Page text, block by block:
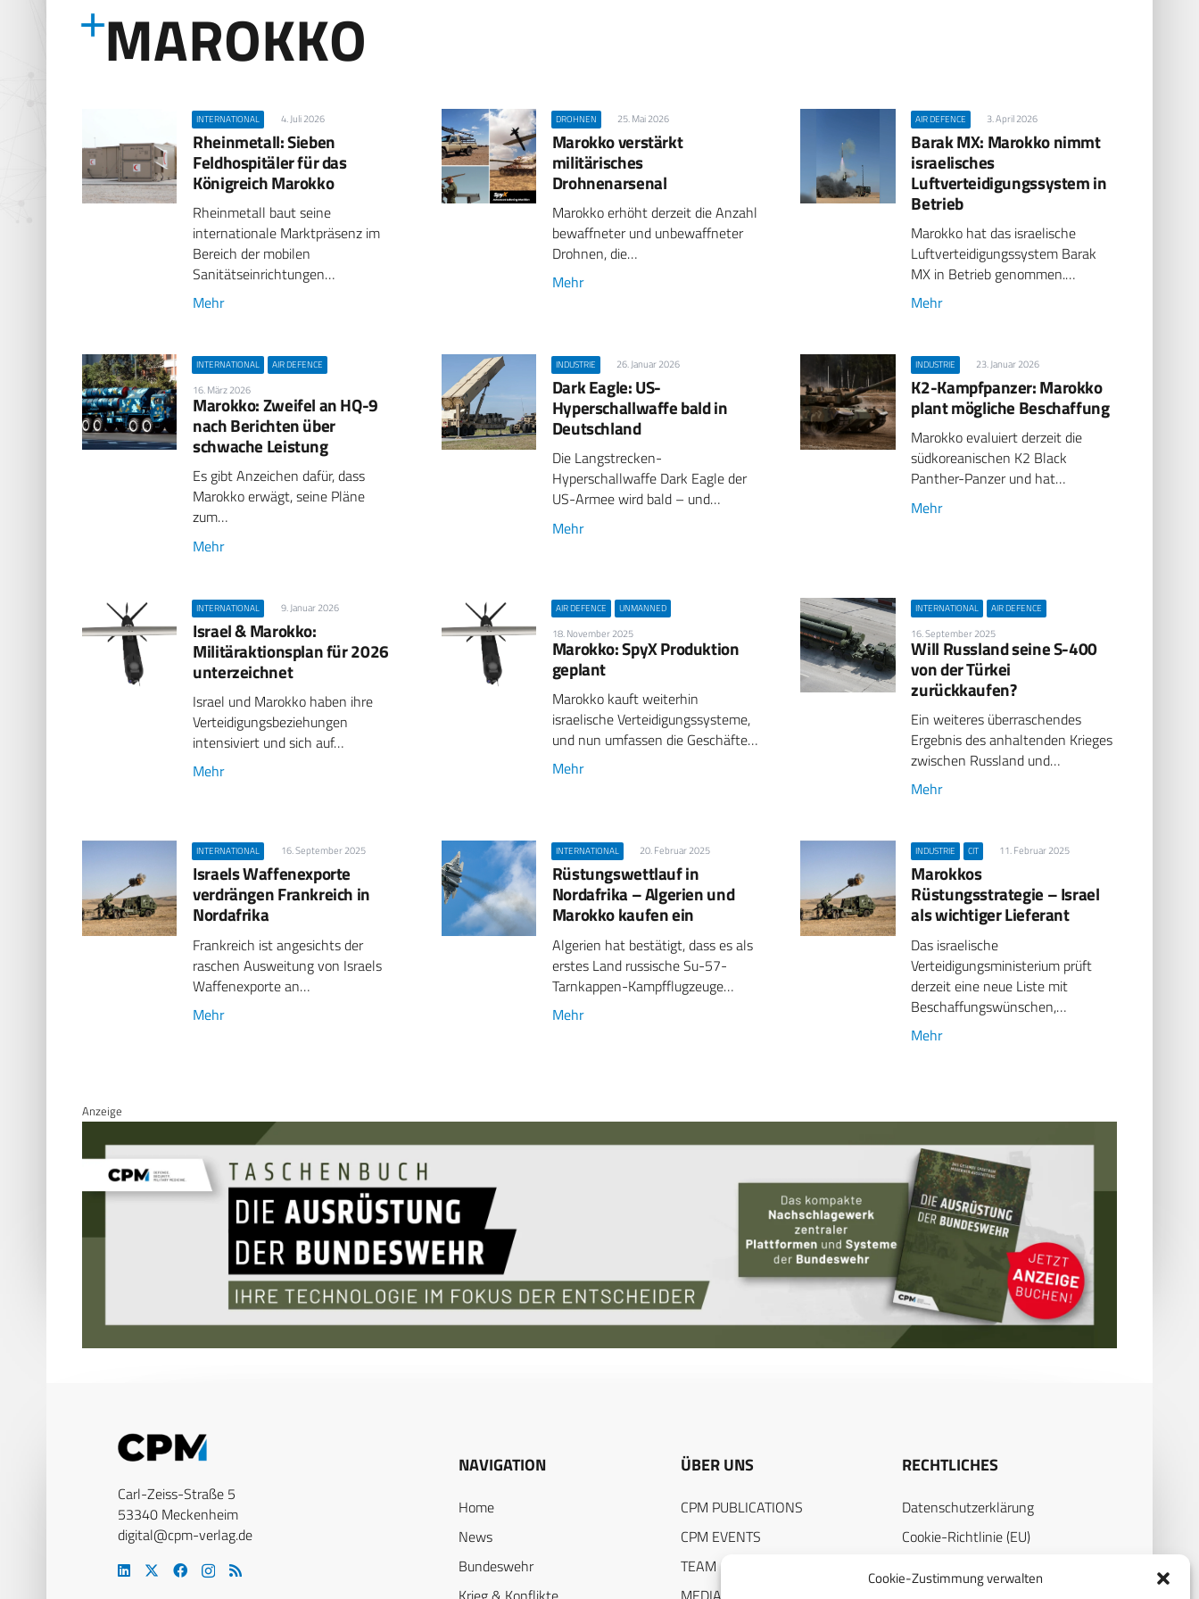
Cookie-Zustimmung verwalten
MAROKKO
INTERNATIONAL 4. Juli 2026
Rheinmetall: Sieben
Feldhospitäler für das
Königreich Marokko
Rheinmetall baut seine
internationale Marktpräsenz im
Bereich der mobilen
Sanitätseinrichtungen…
Mehr
DROHNEN 25. Mai 2026
Marokko verstärkt
militärisches
Drohnenarsenal
Marokko erhöht derzeit die Anzahl
bewaffneter und unbewaffneter
Drohnen, die…
Mehr
AIR DEFENCE 3. April 2026
Barak MX: Marokko nimmt
israelisches
Luftverteidigungssystem in
Betrieb
Marokko hat das israelische
Luftverteidigungssystem Barak
MX in Betrieb genommen.…
Mehr
INTERNATIONAL AIR DEFENCE
16. März 2026
Marokko: Zweifel an HQ-9
nach Berichten über
schwache Leistung
Es gibt Anzeichen dafür, dass
Marokko erwägt, seine Pläne
zum…
Mehr
INDUSTRIE 26. Januar 2026
Dark Eagle: US-
Hyperschallwaffe bald in
Deutschland
Die Langstrecken-
Hyperschallwaffe Dark Eagle der
US-Armee wird bald – und…
Mehr
INDUSTRIE 23. Januar 2026
K2-Kampfpanzer: Marokko
plant mögliche Beschaffung
Marokko evaluiert derzeit die
südkoreanischen K2 Black
Panther-Panzer und hat…
Mehr
INTERNATIONAL 9. Januar 2026
Israel & Marokko:
Militäraktionsplan für 2026
unterzeichnet
Israel und Marokko haben ihre
Verteidigungsbeziehungen
intensiviert und sich auf…
Mehr
AIR DEFENCE UNMANNED
18. November 2025
Marokko: SpyX Produktion
geplant
Marokko kauft weiterhin
israelische Verteidigungssysteme,
und nun umfassen die Geschäfte…
Mehr
INTERNATIONAL AIR DEFENCE
16. September 2025
Will Russland seine S-400
von der Türkei
zurückkaufen?
Ein weiteres überraschendes
Ergebnis des anhaltenden Krieges
zwischen Russland und…
Mehr
INTERNATIONAL 16. September 2025
Israels Waffenexporte
verdrängen Frankreich in
Nordafrika
Frankreich ist angesichts der
raschen Ausweitung von Israels
Waffenexporte an…
Mehr
INTERNATIONAL 20. Februar 2025
Rüstungswettlauf in
Nordafrika – Algerien und
Marokko kaufen ein
Algerien hat bestätigt, dass es als
erstes Land russische Su-57-
Tarnkappen-Kampfflugzeuge…
Mehr
INDUSTRIE CIT 11. Februar 2025
Marokkos
Rüstungsstrategie – Israel
als wichtiger Lieferant
Das israelische
Verteidigungsministerium prüft
derzeit eine neue Liste mit
Beschaffungswünschen,…
Mehr
Anzeige
Carl-Zeiss-Straße 5
53340 Meckenheim
digital@cpm-verlag.de
NAVIGATION
Home
News
Bundeswehr
ÜBER UNS
CPM PUBLICATIONS
CPM EVENTS
TEAM
RECHTLICHES
Datenschutzerklärung
Cookie-Richtlinie (EU)